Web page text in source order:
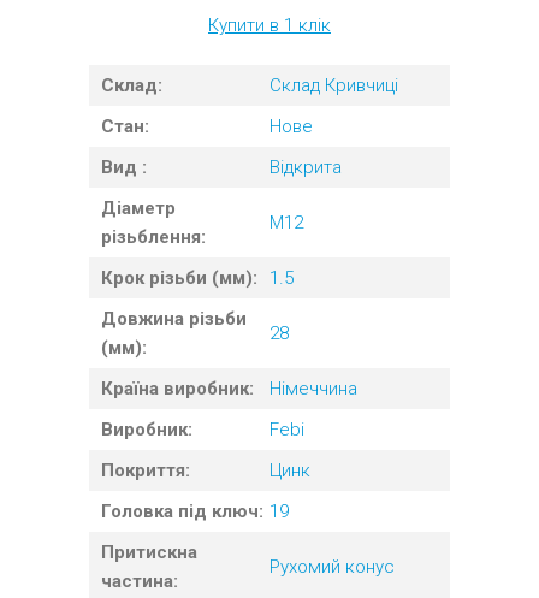
Купити в 1 клік
Склад:
Склад Кривчиці
Стан:
Нове
Вид :
Відкрита
Діаметр
різьблення:
M12
Крок різьби (мм):
1.5
Довжина різьби
(мм):
28
Країна виробник:
Німеччина
Виробник:
Febi
Покриття:
Цинк
Головка під ключ: 19
Притискна
частина:
Рухомий конус